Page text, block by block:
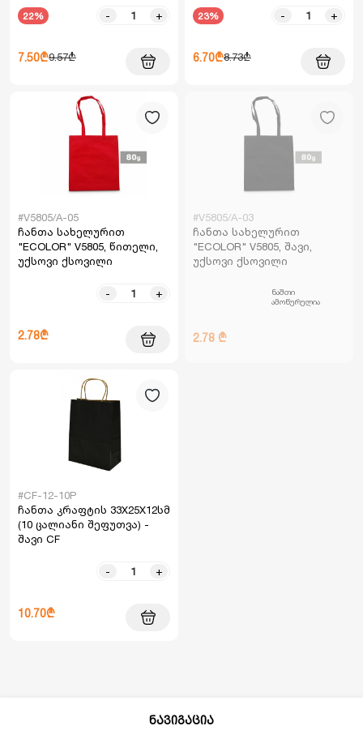
22% - +
7.50₾9.57₾
23% - +
6.70₾8.73₾
#V5805/A-05
ჩანთა სახელურით
"ECOLOR" V5805, წითელი,
უქსოვი ქსოვილი
- +
2.78₾
#V5805/A-03
ჩანთა სახელურით
"ECOLOR" V5805, შავი,
უქსოვი ქსოვილი
ნაშთი
ამოწურულია
2.78 ₾
#CF-12-10P
ჩანთა კრაფტის 33X25X12სმ
(10 ცალიანი შეფუთვა) -
შავი CF
- +
10.70₾
ნავიგაცია